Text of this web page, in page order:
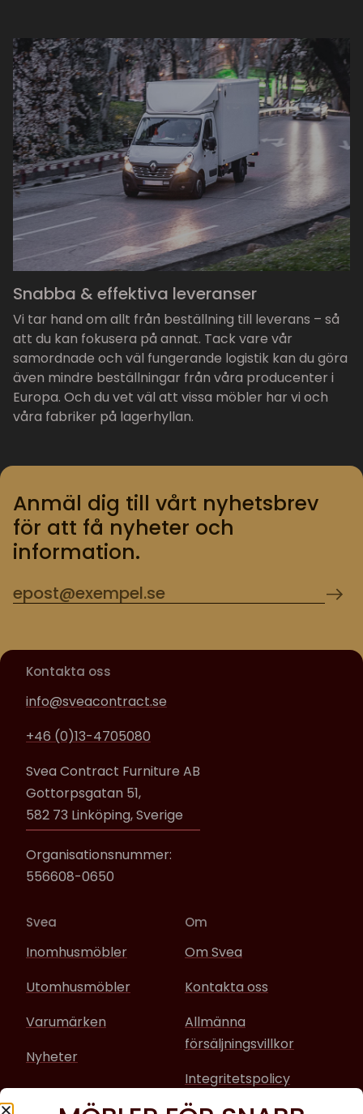
Snabba & effektiva leveranser
Vi tar hand om allt från beställning till leverans – så
att du kan fokusera på annat. Tack vare vår
samordnade och väl fungerande logistik kan du göra
även mindre beställningar från våra producenter i
Europa. Och du vet väl att vissa möbler har vi och
våra fabriker på lagerhyllan.
Anmäl dig till vårt nyhetsbrev
för att få nyheter och
information.
Kontakta oss
info@sveacontract.se
+46 (0)13-4705080
Svea Contract Furniture AB
Gottorpsgatan 51,
582 73 Linköping, Sverige
Organisationsnummer:
556608-0650
Svea
Inomhusmöbler
Utomhusmöbler
Varumärken
Nyheter
Om
Om Svea
Kontakta oss
Allmänna
försäljningsvillkor
Integritetspolicy